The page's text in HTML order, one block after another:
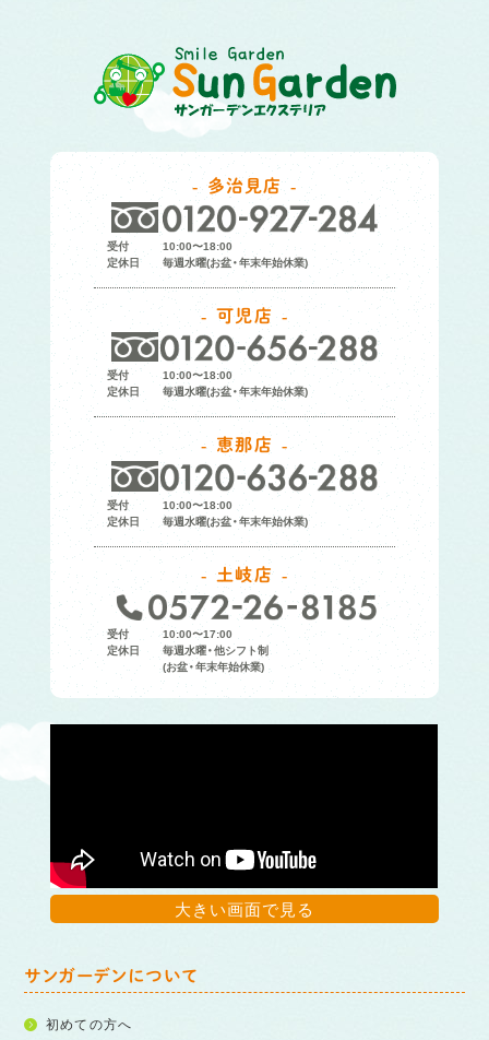
多治見店
受付
10:00〜18:00
定休日
毎週水曜(お盆・年末年始休業)
可児店
受付
10:00〜18:00
定休日
毎週水曜(お盆・年末年始休業)
恵那店
受付
10:00〜18:00
定休日
毎週水曜(お盆・年末年始休業)
土岐店
受付
10:00〜17:00
定休日
毎週水曜・他シフト制
(お盆・年末年始休業)
大きい画面で見る
サンガーデンについて
初めての方へ